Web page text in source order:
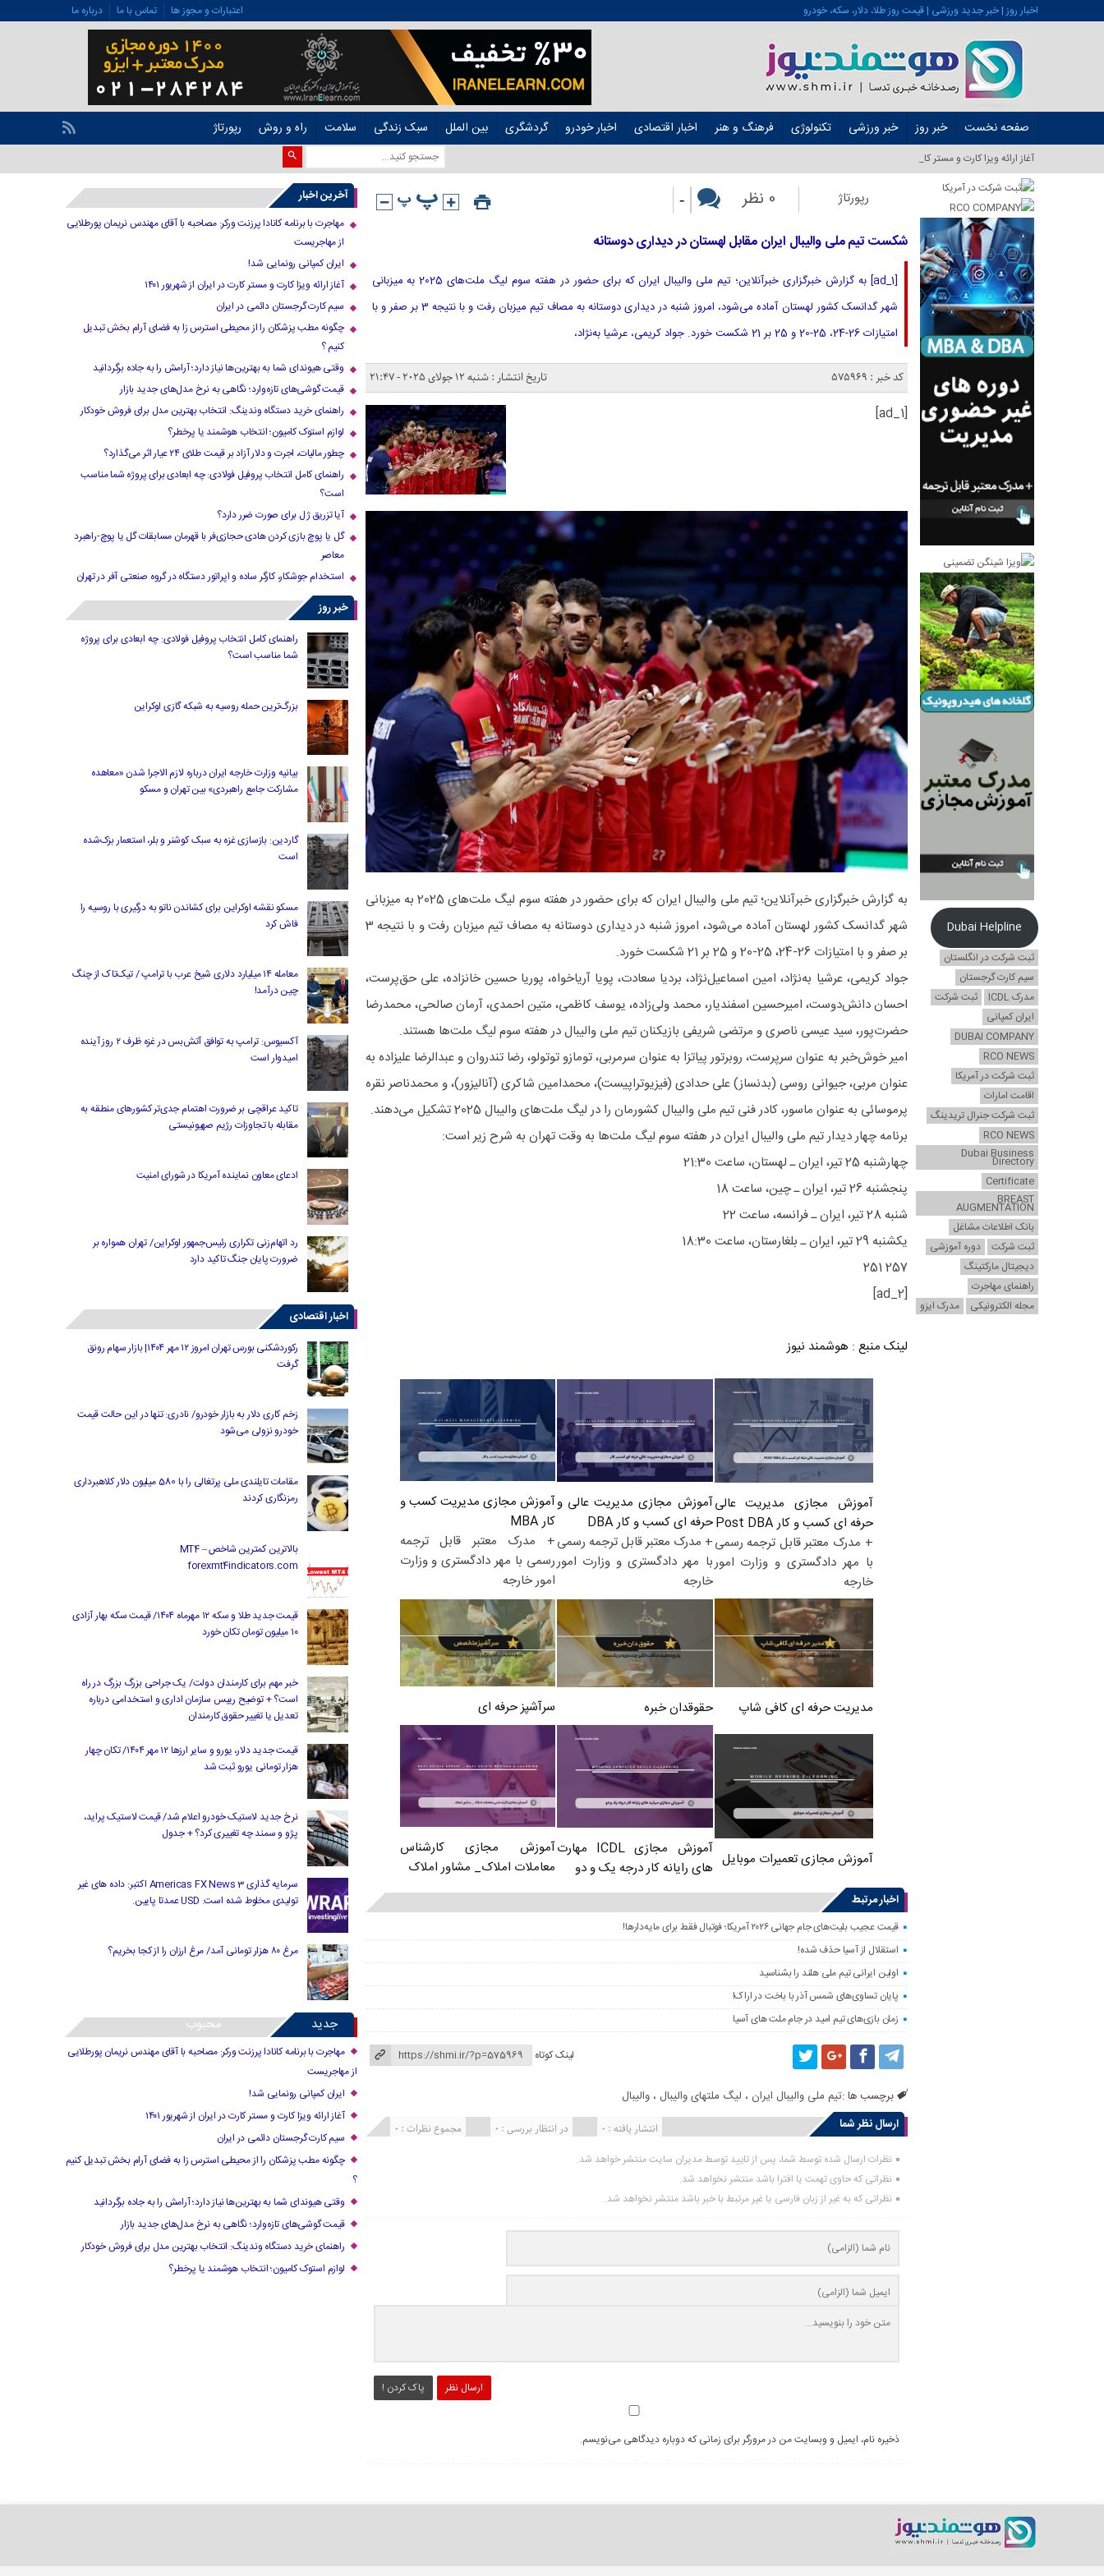
اخبار روز | خبر جدید ورزشی | قیمت روز طلا، دلار، سکه، خودرو اعتبارات و مجوز ها تماس با ما درباره ما
صفحه نخست خبر روز خبر ورزشی تکنولوژی فرهنگ و هنر اخبار اقتصادی اخبار خودرو گردشگری بین الملل سبک زندگی سلامت راه و روش رپورتاژ
آغاز ارائه ویزا کارت و مستر کارت در ایران از ش_
رپورتاژ 0 نظر -
شکست تیم ملی والیبال ایران مقابل لهستان در دیداری دوستانه
[ad_1] به گزارش خبرگزاری خبرآنلاین؛ تیم ملی والیبال ایران که برای حضور در هفته سوم لیگ ملت‌های 2025 به میزبانی
شهر گدانسک کشور لهستان آماده می‌شود، امروز شنبه در دیداری دوستانه به مصاف تیم میزبان رفت و با نتیجه 3 بر صفر و با
امتیازات 26-24، 25-20 و 25 بر 21 شکست خورد. جواد کریمی، عرشیا به‌نژاد،
کد خبر : 575969 تاریخ انتشار : شنبه 12 جولای 2025 - 21:47
[ad_1]
به گزارش خبرگزاری خبرآنلاین؛ تیم ملی والیبال ایران که برای حضور در هفته سوم لیگ ملت‌های 2025 به میزبانی
شهر گدانسک کشور لهستان آماده می‌شود، امروز شنبه در دیداری دوستانه به مصاف تیم میزبان رفت و با نتیجه 3
بر صفر و با امتیازات 26-24، 25-20 و 25 بر 21 شکست خورد.
جواد کریمی، عرشیا به‌نژاد، امین اسماعیل‌نژاد، بردیا سعادت، پویا آریاخواه، پوریا حسین خانزاده، علی حق‌پرست،
احسان دانش‌دوست، امیرحسین اسفندیار، محمد ولی‌زاده‌، یوسف کاظمی، متین احمدی، آرمان صالحی، محمدرضا
حضرت‌پور، سید عیسی ناصری و مرتضی شریفی بازیکنان تیم ملی والیبال در هفته سوم لیگ ملت‌ها هستند.
امیر خوش‌خبر به عنوان سرپرست، روبرتور پیاتزا به عنوان سرمربی، تومازو توتولو، رضا تندروان و عبدالرضا علیزاده به
عنوان مربی، جیوانی روسی (بدنساز) علی حدادی (فیزیوتراپیست)، محمدامین شاکری (آنالیزور)، و محمدناصر نقره
پرموسائی به عنوان ماسور، کادر فنی تیم ملی والیبال کشورمان را در لیگ ملت‌های والیبال 2025 تشکیل می‌دهند.
برنامه چهار دیدار تیم ملی والیبال ایران در هفته سوم لیگ ملت‌ها به وقت تهران به شرح زیر است:
چهارشنبه 25 تیر، ایران ـ لهستان، ساعت 21:30
پنجشنبه 26 تیر، ایران ـ چین، ساعت 18
شنبه 28 تیر، ایران ـ فرانسه، ساعت 22
یکشنبه 29 تیر، ایران ـ بلغارستان، ساعت 18:30
257 251
[ad_2]
لینک منبع : هوشمند نیوز
آموزش مجازی مدیریت عالی
حرفه ای کسب و کار Post DBA
+ مدرک معتبر قابل ترجمه رسمی
با مهر دادگستری و وزارت امور
خارجه
آموزش مجازی مدیریت عالی و
حرفه ای کسب و کار DBA
+ مدرک معتبر قابل ترجمه رسمی
با مهر دادگستری و وزارت امور
خارجه
آموزش مجازی مدیریت کسب و
کار MBA
+ مدرک معتبر قابل ترجمه
رسمی با مهر دادگستری و وزارت
امور خارجه
مدیریت حرفه ای کافی شاپ حقوقدان خبره سرآشپز حرفه ای
آموزش مجازی تعمیرات موبایل
آموزش مجازی ICDL مهارت
های رایانه کار درجه یک و دو
آموزش مجازی کارشناس
معاملات املاک_ مشاور املاک
اخبار مرتبط
قیمت عجیب بلیت‌های جام جهانی ۲۰۲۶ آمریکا؛ فوتبال فقط برای مایه‌دارها!
استقلال از آسیا حذف شده!
اولین ایرانی تیم ملی هلند را بشناسید
پایان تساوی‌های شمس آذر با باخت در اراک!
زمان بازی‌های تیم امید در جام ملت های آسیا
لینک کوتاه
برچسب ها :تیم ملی والیبال ایران ، لیگ ملتهای والیبال ،والیبال
ارسال نظر شما
مجموع نظرات : 0 در انتظار بررسی : 0 انتشار یافته : 0
نظرات ارسال شده توسط شما، پس از تایید توسط مدیران سایت منتشر خواهد شد.
نظراتی که حاوی تهمت یا افترا باشد منتشر نخواهد شد.
نظراتی که به غیر از زبان فارسی یا غیر مرتبط با خبر باشد منتشر نخواهد شد.
ارسال نظر پاک کردن !
ذخیره نام، ایمیل و وبسایت من در مرورگر برای زمانی که دوباره دیدگاهی می‌نویسم.
Dubai Helpline
ثبت شرکت در انگلستان
سیم کارت گرجستان
مدرک ICDL
ثبت شرکت
ایران کمپانی
DUBAI COMPANY
RCO NEWS
ثبت شرکت در آمریکا
اقامت امارات
ثبت شرکت جنرال تریدینگ
RCO NEWS
Dubai Business
Directory
Certificate
BREAST
AUGMENTATION
بانک اطلاعات مشاغل
ثبت شرکت
دوره آموزشی
دیجیتال مارکتینگ
راهنمای مهاجرت
مجله الکترونیکی
مدرک ایزو
آخرین اخبار
مهاجرت با برنامه کانادا پرزنت ورکر: مصاحبه با آقای مهندس نریمان پورطلایی
از مهاجریست
ایران کمپانی رونمایی شد!
آغاز ارائه ویزا کارت و مستر کارت در ایران از شهریور ۱۴۰۱
سیم کارت گرجستان دائمی در ایران
چگونه مطب پزشکان را از محیطی استرس زا به فضای آرام بخش تبدیل
کنیم ؟
وقتی هیوندای شما به بهترین‌ها نیاز دارد؛ آرامش را به جاده برگردانید
قیمت گوشی‌های تازه‌وارد؛ نگاهی به نرخ مدل‌های جدید بازار
راهنمای خرید دستگاه وندینگ: انتخاب بهترین مدل برای فروش خودکار
لوازم استوک کامیون؛ انتخاب هوشمند یا پرخطر؟
چطور مالیات، اجرت و دلار آزاد بر قیمت طلای ۲۴ عیار اثر می‌گذارد؟
راهنمای کامل انتخاب پروفیل فولادی: چه ابعادی برای پروژه شما مناسب
است؟
آیا تزریق ژل برای صورت ضرر دارد​؟
گل یا پوچ بازی کردن هادی حجازی‌فر با قهرمان مسابقات گل یا پوچ-راهبرد
معاصر
استخدام جوشکار، کارگر ساده و اپراتور دستگاه در گروه صنعتی آفر در تهران
خبر روز
راهنمای کامل انتخاب پروفیل فولادی: چه ابعادی برای پروژه
شما مناسب است؟
بزرگ‌ترین حمله روسیه به شبکه گازی اوکراین
بیانیه وزارت خارجه ایران درباره لازم‌ الاجرا شدن «معاهده
مشارکت جامع راهبردی» بین تهران و مسکو
گاردین: بازسازی غزه به سبک کوشنر و بلر، استعمار بزک‌شده
است
مسکو نقشه اوکراین برای کشاندن ناتو به درگیری با روسیه را
فاش کرد
معامله ۱۴ میلیارد دلاری شیخ عرب با ترامپ / تیک‌تاک از چنگ
چین درآمد!
آکسیوس: ترامپ به توافق آتش‌بس در غزه ظرف ۲ روز آینده
امیدوار است
تاکید عراقچی بر ضرورت اهتمام جدی‌تر کشورهای منطقه به
مقابله با تجاوزات رژیم صهیونیستی
ادعای معاون نماینده آمریکا در شورای امنیت
رد اتهام‌زنی تکراری رئیس‌جمهور اوکراین/ تهران همواره بر
ضرورت پایان جنگ تاکید دارد
اخبار اقتصادی
رکوردشکنی بورس تهران امروز ۱۲ مهر ۱۴۰۴| بازار سهام رونق
گرفت
زخم کاری دلار به بازار خودرو/ نادری: تنها در این حالت قیمت
خودرو نزولی می‌شود
مقامات تایلندی ملی پرتغالی را با 580 میلیون دلار کلاهبرداری
رمزنگاری کردند
بالاترین کمترین شاخص MT4 –
forexmt4indicators.com
قیمت جدید طلا و سکه ۱۲ مهرماه ۱۴۰۴/ قیمت سکه بهار آزادی
۱۰ میلیون تومان تکان خورد
خبر مهم برای کارمندان دولت/ یک جراحی بزرگ بزرگ در راه
است؟ + توضیح رییس سازمان اداری و استخدامی درباره
تعدیل یا تغییر حقوق کارمندان
قیمت جدید دلار، یورو و سایر ارزها ۱۲ مهر ۱۴۰۴/ تکان چهار
هزار تومانی یورو ثبت شد
نرخ جدید لاستیک خودرو اعلام شد/ قیمت لاستیک پراید،
پژو و سمند چه تغییری کرد؟ + جدول
سرمایه گذاری Americas FX News 3 اکتبر: داده های غیر
تولیدی مخلوط شده است. USD عمدتا پایین.
مرغ ۸۰ هزار تومانی آمد/ مرغ ارزان را از کجا بخریم؟
جدید محبوب
مهاجرت با برنامه کانادا پرزنت ورکر: مصاحبه با آقای مهندس نریمان پورطلایی
از مهاجریست
ایران کمپانی رونمایی شد!
آغاز ارائه ویزا کارت و مستر کارت در ایران از شهریور ۱۴۰۱
سیم کارت گرجستان دائمی در ایران
چگونه مطب پزشکان را از محیطی استرس زا به فضای آرام بخش تبدیل کنیم
؟
وقتی هیوندای شما به بهترین‌ها نیاز دارد؛ آرامش را به جاده برگردانید
قیمت گوشی‌های تازه‌وارد؛ نگاهی به نرخ مدل‌های جدید بازار
راهنمای خرید دستگاه وندینگ: انتخاب بهترین مدل برای فروش خودکار
لوازم استوک کامیون؛ انتخاب هوشمند یا پرخطر؟